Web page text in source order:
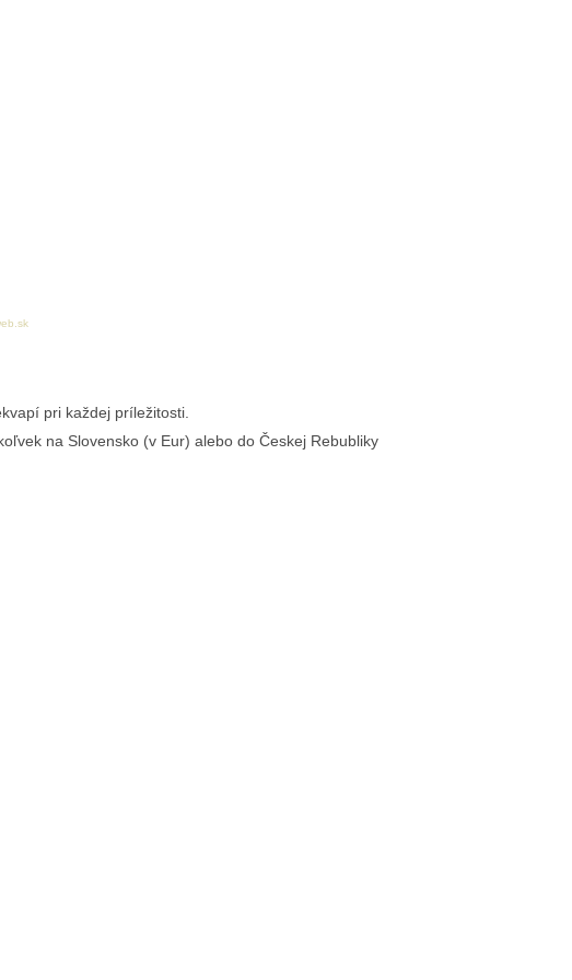
pri každej príležitosti.
na Slovensko (v Eur) alebo do Českej Rebubliky